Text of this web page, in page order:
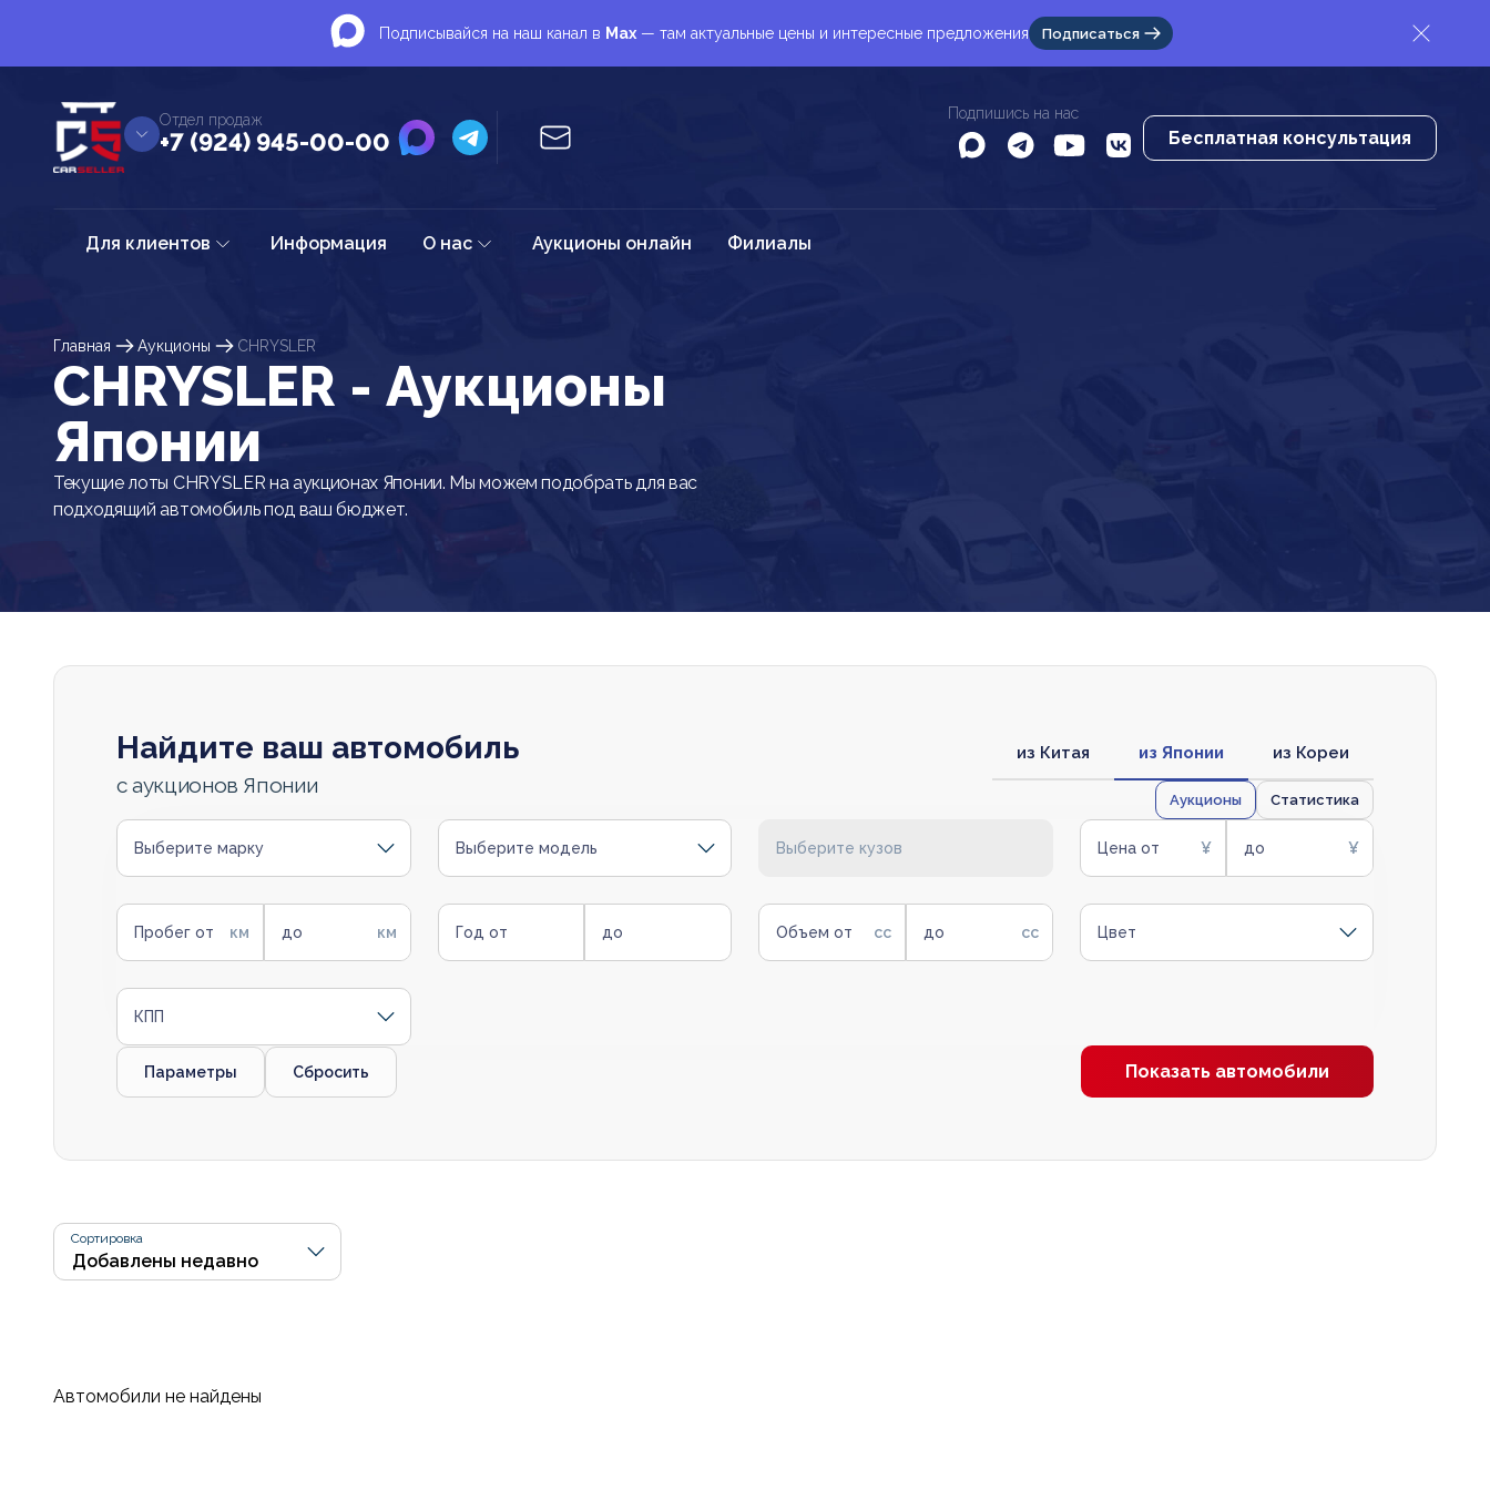
Подписывайся на наш канал в Max — там актуальные цены и интересные предложения Подписаться
Отдел продаж
+7 (924) 945-00-00
Подпишись на нас
Бесплатная консультация
Для клиентов Информация О нас Аукционы онлайн Филиалы
Главная Аукционы CHRYSLER
CHRYSLER - Аукционы
Японии
Текущие лоты CHRYSLER на аукционах Японии. Мы можем подобрать для вас
подходящий автомобиль под ваш бюджет.
Найдите ваш автомобиль
с аукционов Японии
из Китая из Японии из Кореи
Аукционы Статистика
Выберите марку Выберите модель Выберите кузов Цена от до
Пробег от до Год от до Объем от до Цвет
КПП
Параметры Сбросить Показать автомобили
Сортировка
Автомобили не найдены